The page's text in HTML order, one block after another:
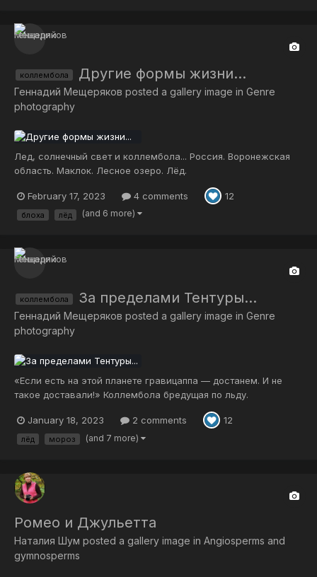
коллембола Другие формы жизни...
Геннадий Мещеряков posted a gallery image in Genre
photography
Лед, солнечный свет и коллембола... Россия. Воронежская
область. Маклок. Лесное озеро. Лёд.
February 17, 2023 4 comments 12
блоха лёд (and 6 more)
коллембола За пределами Тентуры...
Геннадий Мещеряков posted a gallery image in Genre
photography
«Если есть на этой планете гравицаппа — достанем. И не
такое доставали!» Коллембола бредущая по льду.
Воронежская область. Маклок. Берег лесного озера. Лёд.
Фотоаппарат: Nikon D 800 Объектив: Nikon AF-S nikkor 105mm
2.8 G VR ED IF + Reynox-250
January 18, 2023 2 comments 12
лёд мороз (and 7 more)
Ромео и Джульетта
Наталия Шум posted a gallery image in Angiosperms and
gymnosperms